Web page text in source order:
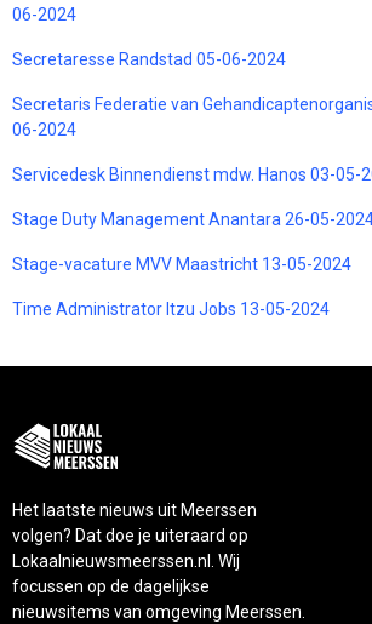
06-2024
Secretaresse Randstad 05-06-2024
Secretaris Federatie van
06-2024
Servicedesk Binnendienst mdw. Hanos 03-05-
Stage Duty Management Anantara 26-05-
Stage-vacature MVV Maastricht 13-05-2024
Time Administrator Itzu Jobs 13-05-2024
Het laatste nieuws uit Meerssen
volgen? Dat doe je uiteraard op
Lokaalnieuwsmeerssen.nl. Wij
focussen op de dagelijkse
nieuwsitems van omgeving Meerssen.